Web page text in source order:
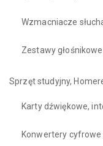
Wzmacniacze
Zestawy głośnikowe
Sprzęt studyjny,
Karty dźwiękowe,
Konwertery cyfrowe